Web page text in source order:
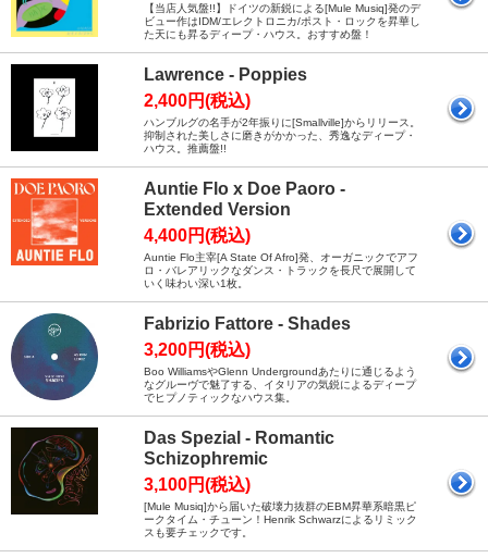
【当店人気盤!!】ドイツの新鋭による[Mule Musiq]発のデ
ビュー作はIDM/エレクトロニカ/ポスト・ロックを昇華し
た天にも昇るディープ・ハウス。おすすめ盤！
Lawrence - Poppies
2,400円(税込)
ハンブルグの名手が2年振りに[Smallville]からリリース。
抑制された美しさに磨きがかかった、秀逸なディープ・
ハウス。推薦盤!!
Auntie Flo x Doe Paoro -
Extended Version
4,400円(税込)
Auntie Flo主宰[A State Of Afro]発、オーガニックでアフ
ロ・バレアリックなダンス・トラックを長尺で展開して
いく味わい深い1枚。
Fabrizio Fattore - Shades
3,200円(税込)
Boo WilliamsやGlenn Undergroundあたりに通じるよう
なグルーヴで魅了する、イタリアの気鋭によるディープ
でヒプノティックなハウス集。
Das Spezial - Romantic
Schizophremic
3,100円(税込)
[Mule Musiq]から届いた破壊力抜群のEBM昇華系暗黒ピ
ークタイム・チューン！Henrik Schwarzによるリミック
スも要チェックです。